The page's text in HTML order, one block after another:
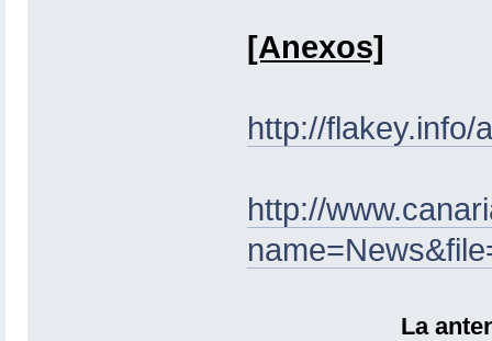
[Anexos]
http://flakey.info/
http://
La